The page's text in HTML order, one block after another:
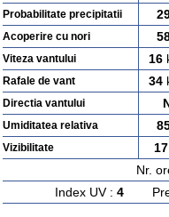
Probabilitate precipitatii
Acoperire cu nori
Viteza vantului 16
Rafale de vant 34
Directia vantului
Umiditatea relativa
Vizibilitate 17
Nr.
Index UV : 4